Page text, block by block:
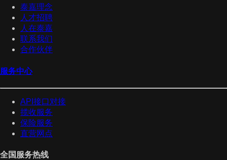
泰嘉理念
人才招聘
人在泰嘉
联系我们
合作伙伴
服务中心
API接口对接
揽收服务
保险服务
直营网点
全国服务热线